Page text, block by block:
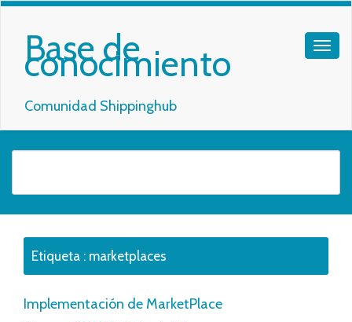
Base de
conocimiento
Comunidad Shippinghub
Etiqueta : marketplaces
Implementación de MarketPlace